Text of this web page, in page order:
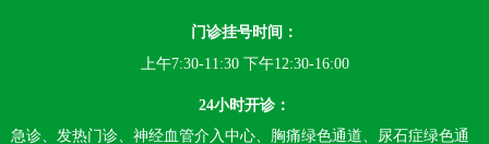
门诊挂号时间：
上午7:30-11:30 下午12:30-16:00
24小时开诊：
急诊、发热门诊、神经血管介入中心、胸痛绿色通道、尿石症绿色通